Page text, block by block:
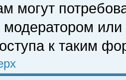
могут
модератором
к таким